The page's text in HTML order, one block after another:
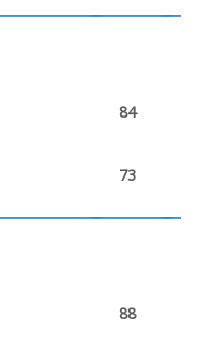
84
73
88